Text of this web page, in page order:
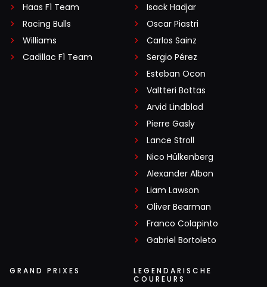
Haas F1 Team
Racing Bulls
Williams
Cadillac F1 Team
Isack Hadjar
Oscar Piastri
Carlos Sainz
Sergio Pérez
Esteban Ocon
Valtteri Bottas
Arvid Lindblad
Pierre Gasly
Lance Stroll
Nico Hülkenberg
Alexander Albon
Liam Lawson
Oliver Bearman
Franco Colapinto
Gabriel Bortoleto
GRAND PRIXES
LEGENDARISCHE
COUREURS